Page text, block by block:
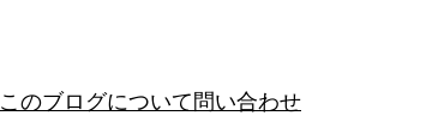
このブログについて問い合わせ